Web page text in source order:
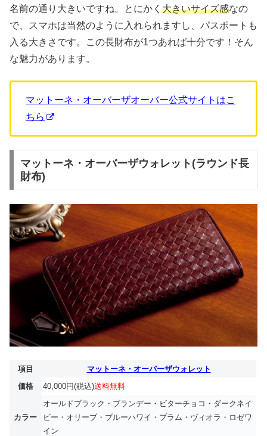
名前の通り大きいですね。とにかく 大きいサイズ感なの
で、スマホは当然のように入れられますし、パスポートも
入る大きさです。この長財布が1つあれば十分です！そん
な魅力があります。
マットーネ・オーバーザオーバー公式サイトはこ
ちら
マットーネ・オーバーザウォレット(ラウンド長
財布)
項目
マットーネ・オーバーザウォレット
価格
40,000円(税込)送料無料
カラー
オールドブラック・ブランデー・ビターチョコ・ダークネイ
ビー・オリーブ・ブルーハワイ・プラム・ヴィオラ・ロゼワ
イン